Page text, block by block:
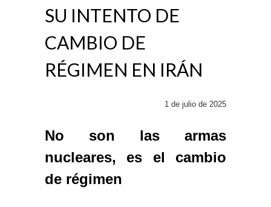
SU INTENTO DE
CAMBIO DE
RÉGIMEN EN IRÁN
1 de julio de 2025
No son las armas
nucleares, es el cambio
de régimen